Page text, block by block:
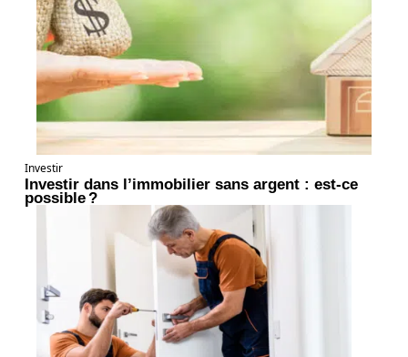
Investir
Investir dans l’immobilier sans argent : est-ce
possible ?